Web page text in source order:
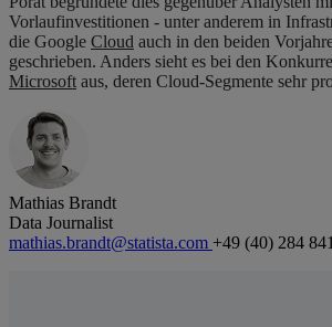
Vorlaufinvestitionen - unter anderem in
die Google Cloud auch in den beiden
geschrieben. Anders sieht es bei den
Microsoft aus, deren Cloud-Segmente sehr
Mathias Brandt
Data Journalist
mathias.brandt@statista.com +49 (40) 284